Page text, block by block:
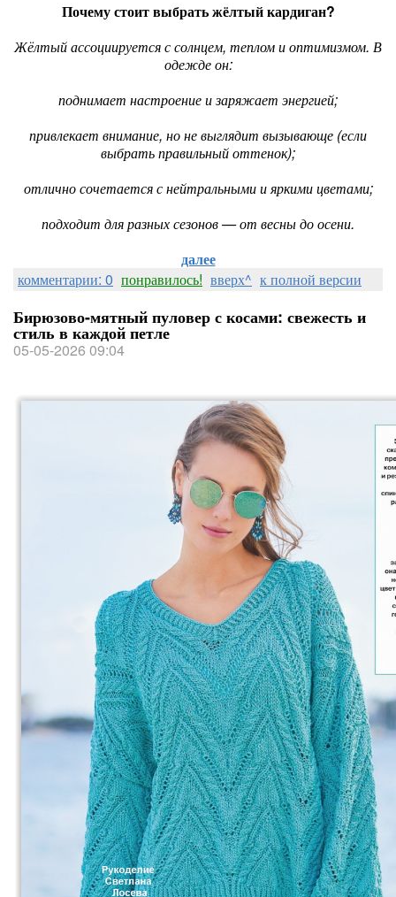
Почему стоит выбрать жёлтый кардиган?
Жёлтый ассоциируется с солнцем, теплом и оптимизмом. В
одежде он:
поднимает настроение и заряжает энергией;
привлекает внимание, но не выглядит вызывающе (если
выбрать правильный оттенок);
отлично сочетается с нейтральными и яркими цветами;
подходит для разных сезонов — от весны до осени.
далее
комментарии: 0 понравилось! вверх^ к полной версии
Бирюзово-мятный пуловер с косами: свежесть и
стиль в каждой петле
05-05-2026 09:04